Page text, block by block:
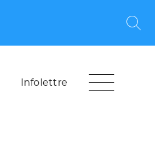
Infolettre